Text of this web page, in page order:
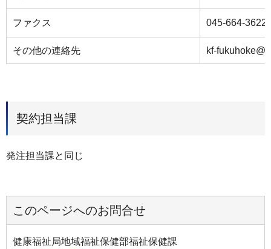
ファクス 045-664-3622
その他の連絡先 kf-
契約担当課
発注担当課と同じ
このページへのお問合せ
健康福祉局地域福祉保健部福祉保健課